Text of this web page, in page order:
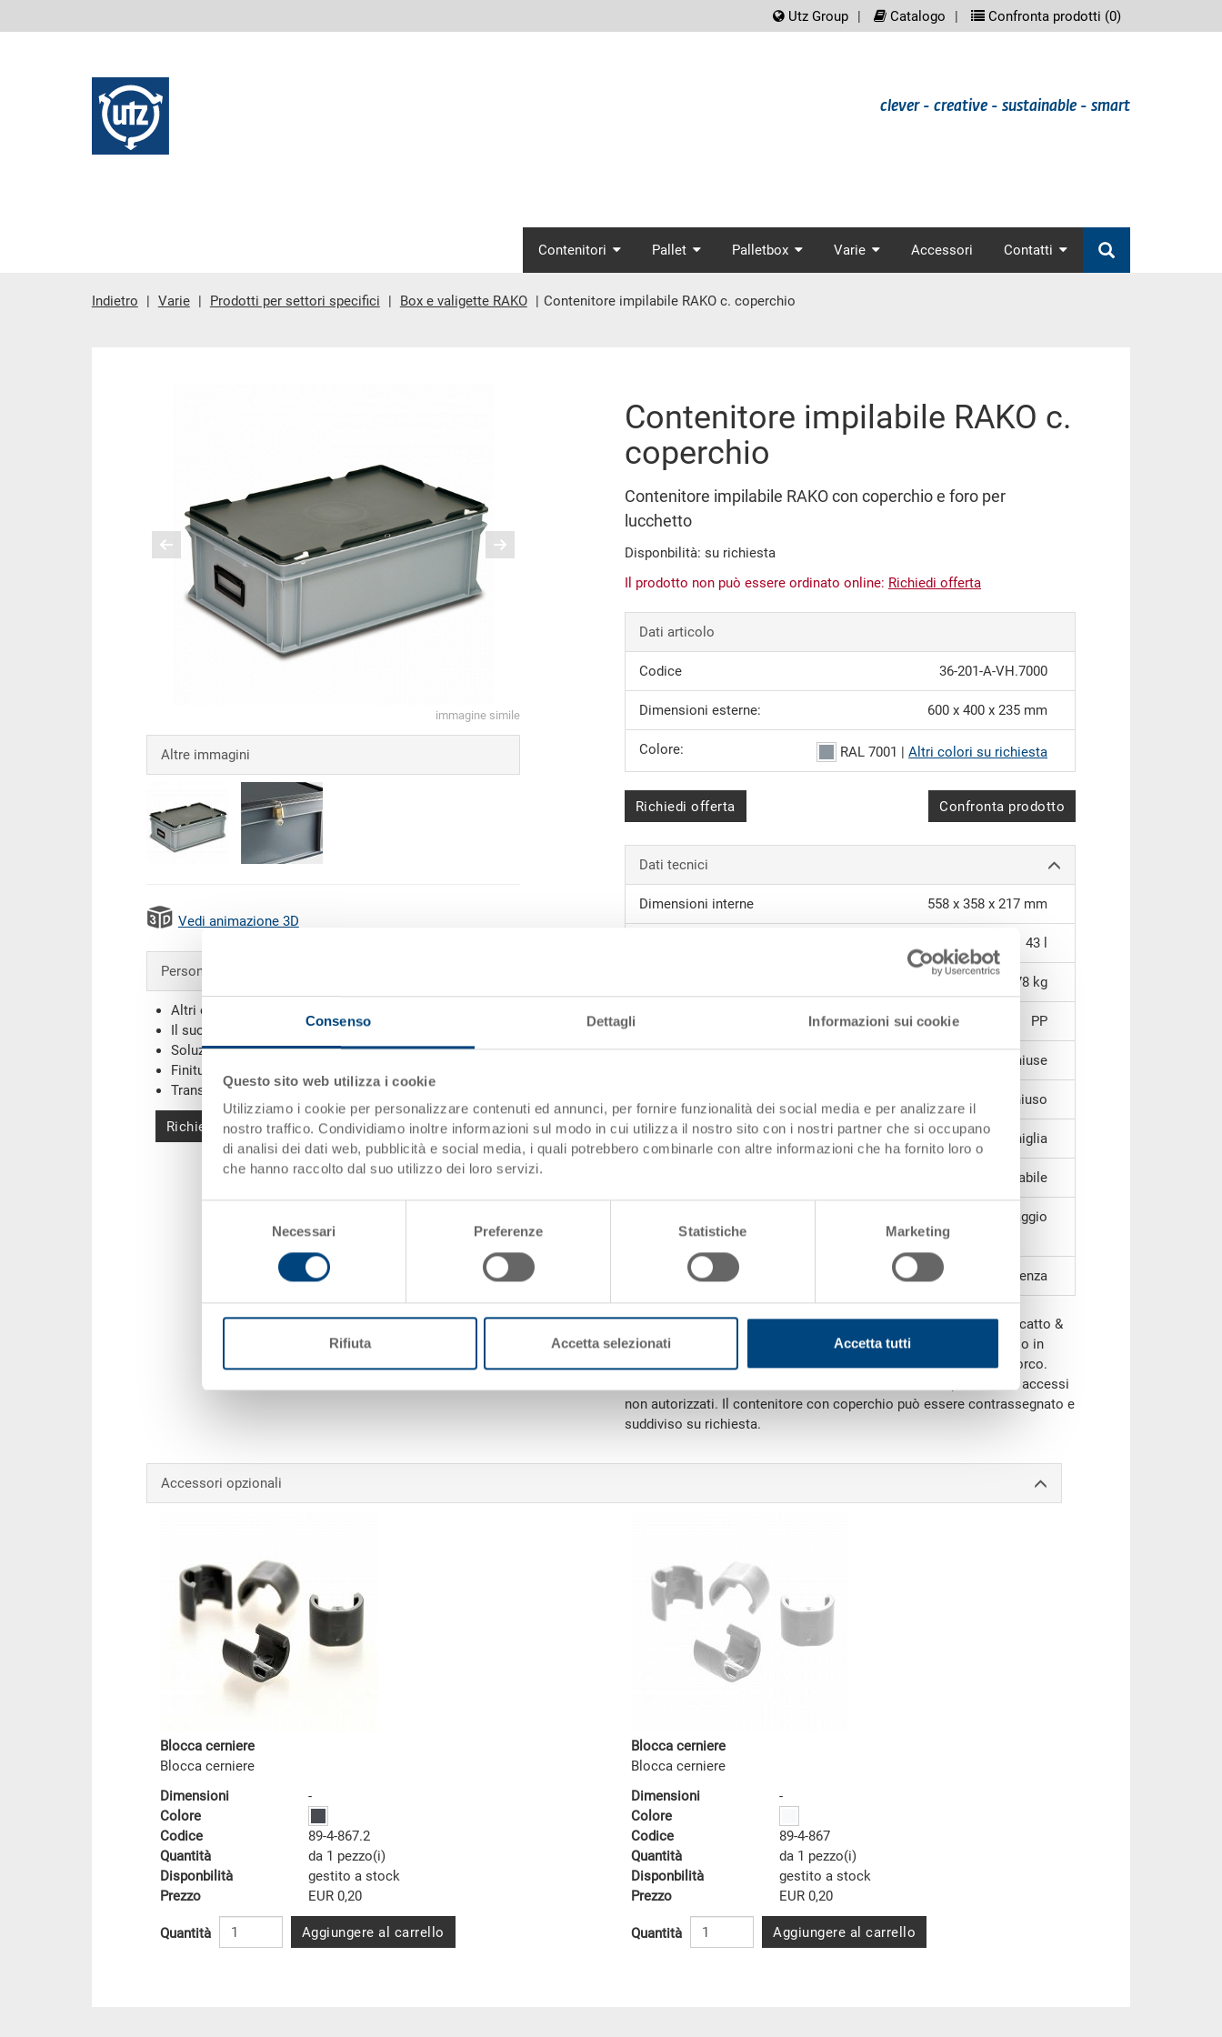
Consenso Dettagli Informazioni sui cookie
Questo sito web utilizza i cookie
Utilizziamo i cookie per personalizzare contenuti ed annunci, per fornire funzionalità dei social media e per analizzare il
nostro traffico. Condividiamo inoltre informazioni sul modo in cui utilizza il nostro sito con i nostri partner che si occupano
di analisi dei dati web, pubblicità e social media, i quali potrebbero combinarle con altre informazioni che ha fornito loro o
che hanno raccolto dal suo utilizzo dei loro servizi.
Necessari Preferenze Statistiche Marketing
Rifiuta Accetta selezionati Accetta tutti
screenreader.meta_nav
Utz Group Catalogo Confronta prodotti (0)
clever - creative - sustainable - smart
screenreader.main_nav
Contenitori Pallet Palletbox Varie Accessori Contatti
Indietro Varie Prodotti per settori specifici Box e valigette RAKO Contenitore impilabile RAKO c. coperchio
immagine simile
Altre immagini
Vedi animazione 3D
Personalizzazioni - la nostra specialità
Altri colori
Il suo logo / etichette (Esempi)
Soluzioni individuali
Finiture
Transponder (RFID) / Barcodes(Esempi)
Richiedi offerta
Contenitore impilabile RAKO c.
coperchio
Contenitore impilabile RAKO con coperchio e foro per
lucchetto
Disponbilità: su richiesta
Il prodotto non può essere ordinato online: Richiedi offerta
Dati articolo
Codice 36-201-A-VH.7000
Dimensioni esterne: 600 x 400 x 235 mm
Colore: RAL 7001 |Altri colori su richiesta
Richiedi offerta Confronta prodotto
Dati tecnici
Dimensioni interne 558 x 358 x 217 mm
43 l
2,78 kg
PP
chiuse
Fondo chiuso
Impugnature 2 impugnature a conchiglia
impilabile
serratura
senza bloccaggio
Maniglia senza
Il contenitore con coperchio incernierato RAKO (con chiusure a scatto &
senza rinforzi per cerniere) è ideale per il trasporto e lo stoccaggio in
sicurezza. Inoltre, il coperchio protegge la merce da polvere e sporco.
Dotato di lucchetto di sicurezza, il contenuto è anche protetto da accessi
non autorizzati. Il contenitore con coperchio può essere contrassegnato e
suddiviso su richiesta.
Accessori opzionali
Blocca cerniere
Blocca cerniere
Dimensioni
-
Colore
Codice
89-4-867.2
Quantità
da 1 pezzo(i)
Disponbilità
gestito a stock
Prezzo
EUR 0,20
Quantità Aggiungere al carrello
Blocca cerniere
Blocca cerniere
Dimensioni
-
Colore
Codice
89-4-867
Quantità
da 1 pezzo(i)
Disponbilità
gestito a stock
Prezzo
EUR 0,20
Quantità Aggiungere al carrello